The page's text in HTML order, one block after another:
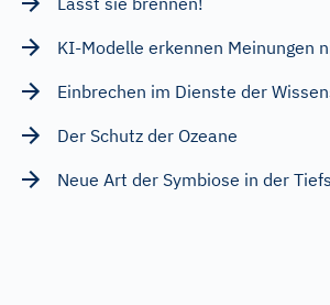
KI-Modelle erkennen Meinungen
Einbrechen im Dienste der
Der Schutz der Ozeane
Neue Art der Symbiose in der